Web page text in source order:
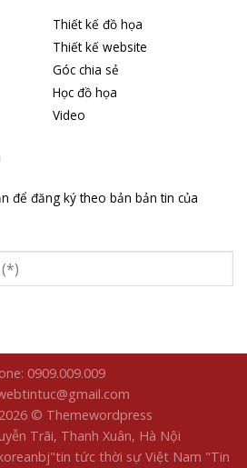
Thiết kế đồ họa
Thiết kế website
Góc chia sẻ
Học đồ họa
Video
để đăng ký theo bản bản tin của
0909.009.009
© Themewordpress
Trãi, Thanh Xuân, Hà Nội
"tin tức thời sự Việt Nam "Tin